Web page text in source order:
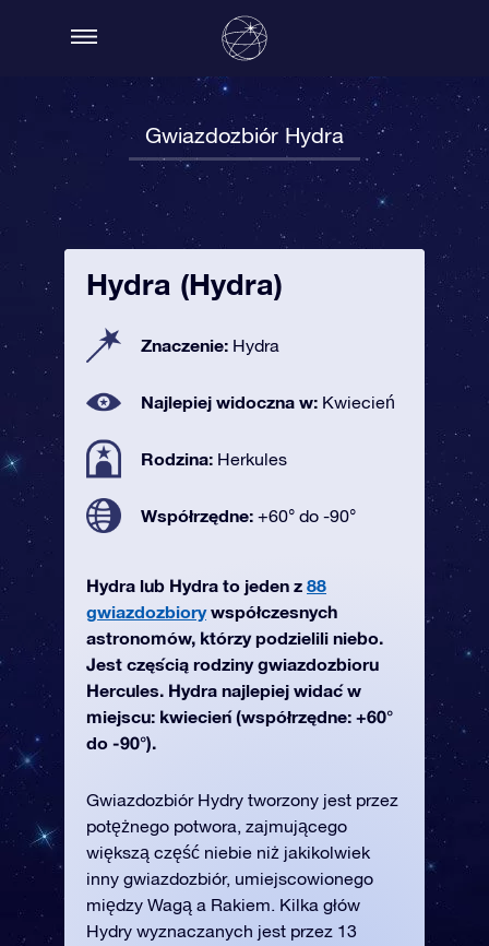
Gwiazdozbiór Hydra
Hydra (Hydra)
Znaczenie: Hydra
Najlepiej widoczna w: Kwiecień
Rodzina: Herkules
Współrzędne: +60° do -90°
Hydra lub Hydra to jeden z 88
gwiazdozbiorywspółczesnych
astronomów, którzy podzielili niebo.
Jest częścią rodziny gwiazdozbioru
Hercules. Hydra najlepiej widać w
miejscu: kwiecień (współrzędne: +60°
do -90°).
Gwiazdozbiór Hydry tworzony jest przez
potężnego potwora, zajmującego
większą część niebie niż jakikolwiek
inny gwiazdozbiór, umiejscowionego
między Wagą a Rakiem. Kilka głów
Hydry wyznaczanych jest przez 13